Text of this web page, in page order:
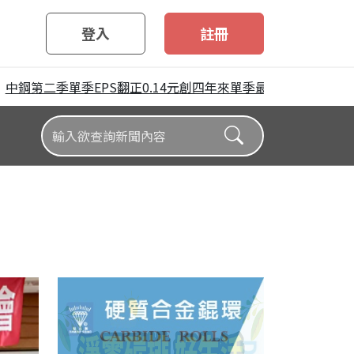
登入 註冊
二季單季EPS翻正0.14元創四年來單季最高 唯上半年仍陷虧